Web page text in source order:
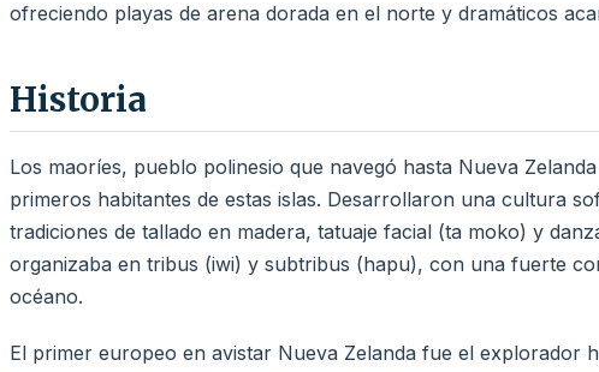
ofreciendo playas de arena dorada en el norte y dramáticos
Historia
Los maoríes, pueblo polinesio que navegó hasta Nueva
primeros habitantes de estas islas. Desarrollaron una cultura
tradiciones de tallado en madera, tatuaje facial (ta moko) y
organizaba en tribus (iwi) y subtribus (hapu), con una fuerte
océano.
El primer europeo en avistar Nueva Zelanda fue el explorador